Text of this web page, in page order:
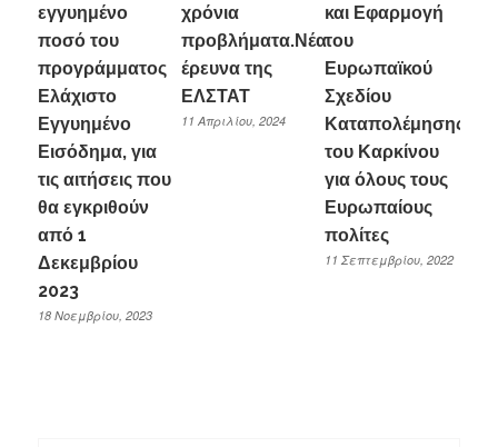
εγγυημένο
ποσό του
προγράμματος
Ελάχιστο
Εγγυημένο
Εισόδημα, για
τις αιτήσεις που
θα εγκριθούν
από 1
Δεκεμβρίου
2023
18 Νοεμβρίου, 2023
χρόνια
προβλήματα.Νέα
έρευνα της
ΕΛΣΤΑΤ
11 Απριλίου, 2024
και Εφαρμογή
του
Ευρωπαϊκού
Σχεδίου
Καταπολέμησης
του Καρκίνου
για όλους τους
Ευρωπαίους
πολίτες
11 Σεπτεμβρίου, 2022